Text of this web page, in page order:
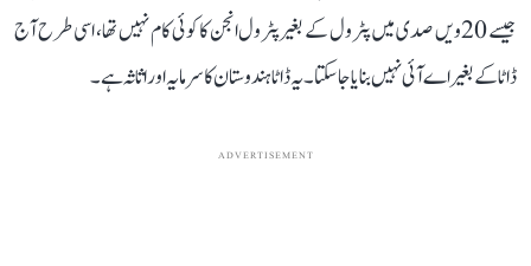
جیسے 20ویں صدی میں پٹرول کے بغیر پٹرول انجن کا کوئی کام نہیں تھا، اسی طرح آج
ڈاٹا کے بغیر اے آئی نہیں بنایا جا سکتا۔ یہ ڈاٹا ہندوستان کا سرمایہ اور اثاثہ ہے۔
ADVERTISEMENT